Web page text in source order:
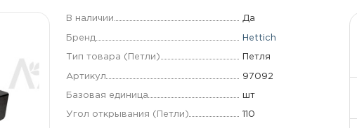
В наличии Да
Бренд Hettich
Тип товара (Петли) Петля
Артикул 97092
Базовая единица шт
Угол открывания (Петли) 110